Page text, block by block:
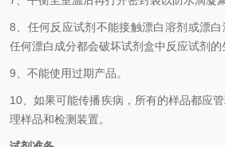
8、 任何反应试剂不能接触漂白溶剂或漂白
任何漂白成分都会破坏试剂盒中反应试剂的
9、 不能使用过期产品。
10、如果可能传播疾病，所有的样品都应
理样品和检测装置。